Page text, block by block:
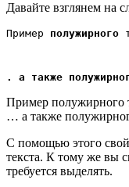
Давайте взглянем на
Пример полужирного
. а также
Пример полужирного
… а также
С помощью этого
текста. К тому же вы
требуется выделять.